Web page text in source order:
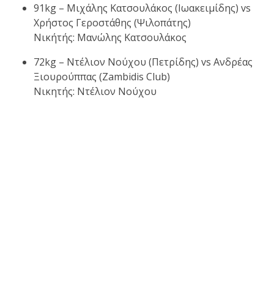
91kg – Μιχάλης Κατσουλάκος (Ιωακειμίδης) vs
Χρήστος Γεροστάθης (Ψιλοπάτης)
Νικήτής: Μανώλης Κατσουλάκος
72kg – Ντέλιον Νούχου (Πετρίδης) vs Ανδρέας
Ξιουρούππας (Zambidis Club)
Νικητής: Ντέλιον Νούχου